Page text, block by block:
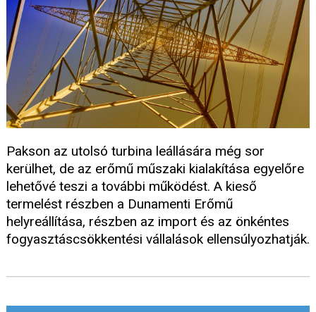
Pakson az utolsó turbina leállására még sor
kerülhet, de az erőmű műszaki kialakítása egyelőre
lehetővé teszi a további működést. A kieső
termelést részben a Dunamenti Erőmű
helyreállítása, részben az import és az önkéntes
fogyasztáscsökkentési vállalások ellensúlyozhatják.